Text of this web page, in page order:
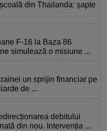
din Thailanda: șapte
F-16 la Baza 86
simulează o misiune ...
un sprijin financiar pe
de ...
debitului
din nou. Intervenția ...